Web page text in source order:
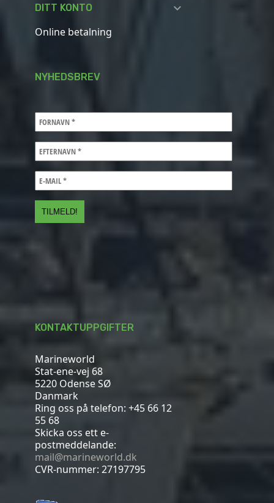
DITT KONTO 
Online betalning
NYHEDSBREV
KONTAKTUPPGIFTER
Marineworld
Stat-ene-vej 68
5220 Odense SØ
Danmark
Ring oss på telefon: +45 66 12
55 68
Skicka oss ett e-
postmeddelande:
mail@marineworld.dk
CVR-nummer: 27197795